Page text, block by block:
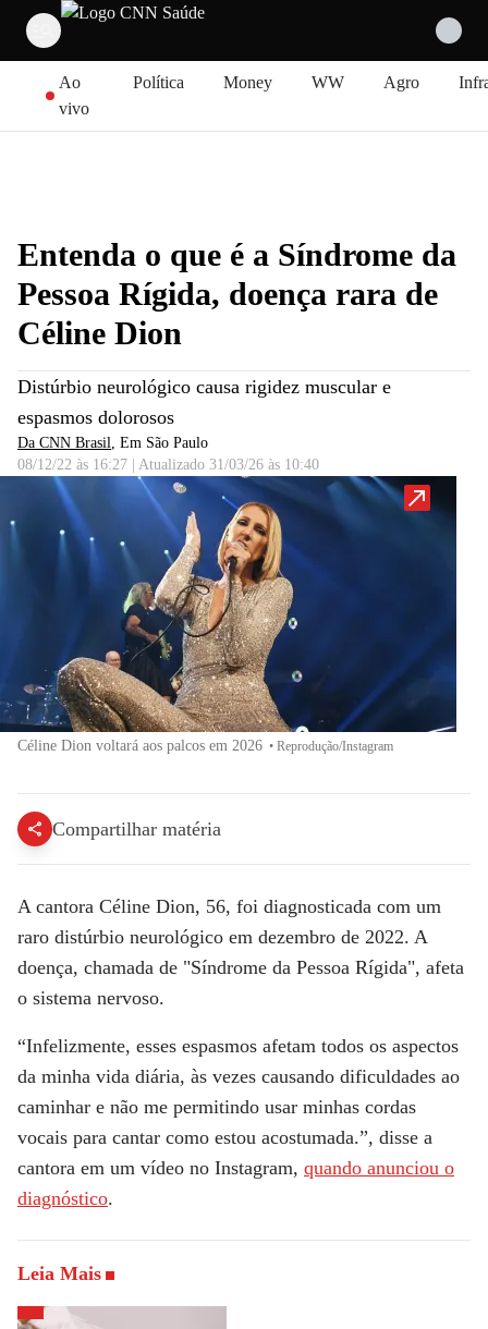
Ao
vivo
Política Money WW Agro
Entenda o que é a Síndrome da
Pessoa Rígida, doença rara de
Céline Dion
Distúrbio neurológico causa rigidez muscular e
espasmos dolorosos
Da CNN Brasil, Em São Paulo
08/12/22 às 16:27
Atualizado 31/03/26 às 10:40
Céline Dion voltará aos palcos em 2026 • Reprodução/Instagram
Compartilhar matéria
A cantora Céline Dion, 56, foi diagnosticada com um
raro distúrbio neurológico em dezembro de 2022. A
doença, chamada de "Síndrome da Pessoa Rígida", afeta
o sistema nervoso.
“Infelizmente, esses espasmos afetam todos os aspectos
da minha vida diária, às vezes causando dificuldades ao
caminhar e não me permitindo usar minhas cordas
vocais para cantar como estou acostumada.”, disse a
cantora em um vídeo no Instagram, quando anunciou o
diagnóstico.
Leia Mais